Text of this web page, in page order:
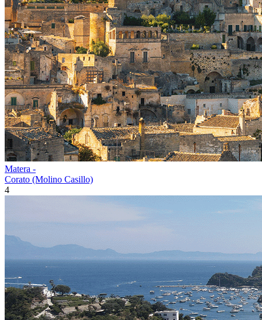
Matera -
Corato (Molino Casillo)
4